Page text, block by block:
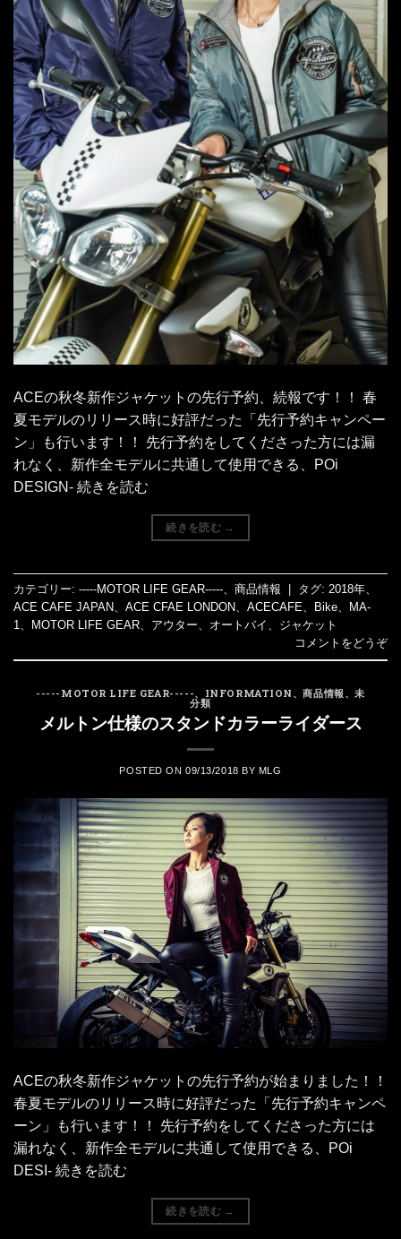
ACEの秋冬新作ジャケットの先行予約、続報です！！ 春
夏モデルのリリース時に好評だった「先行予約キャンペー
ン」も行います！！ 先行予約をしてくださった方には漏
れなく、新作全モデルに共通して使用できる、POi
DESIGN- 続きを読む
続きを読む →
カテゴリー: -----MOTOR LIFE GEAR----- 商品情報 タグ: 2018年
ACE CAFE JAPAN
ACE CFAE LONDON ACECAFE Bike
MA-
1
MOTOR LIFE GEAR アウター オートバイ
ジャケット
コメントをどうぞ
-----MOTOR LIFE GEAR-----、 INFORMATION 、商品情報 、未
分類
メルトン仕様のスタンドカラーライダース
POSTED ON09/13/2018 BY MLG
ACEの秋冬新作ジャケットの先行予約が始まりました！！
春夏モデルのリリース時に好評だった「先行予約キャンペ
ーン」も行います！！ 先行予約をしてくださった方には
漏れなく、新作全モデルに共通して使用できる、POi
DESI- 続きを読む
続きを読む →